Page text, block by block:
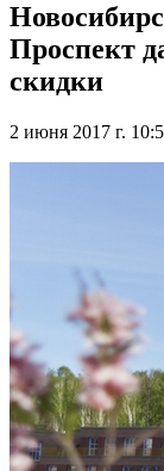
Проспект
скидки
2 июня 2017 г.